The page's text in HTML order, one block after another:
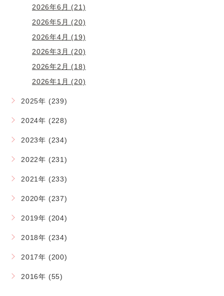
2026年6月 (21)
2026年5月 (20)
2026年4月 (19)
2026年3月 (20)
2026年2月 (18)
2026年1月 (20)
2025年 (239)
2024年 (228)
2023年 (234)
2022年 (231)
2021年 (233)
2020年 (237)
2019年 (204)
2018年 (234)
2017年 (200)
2016年 (55)